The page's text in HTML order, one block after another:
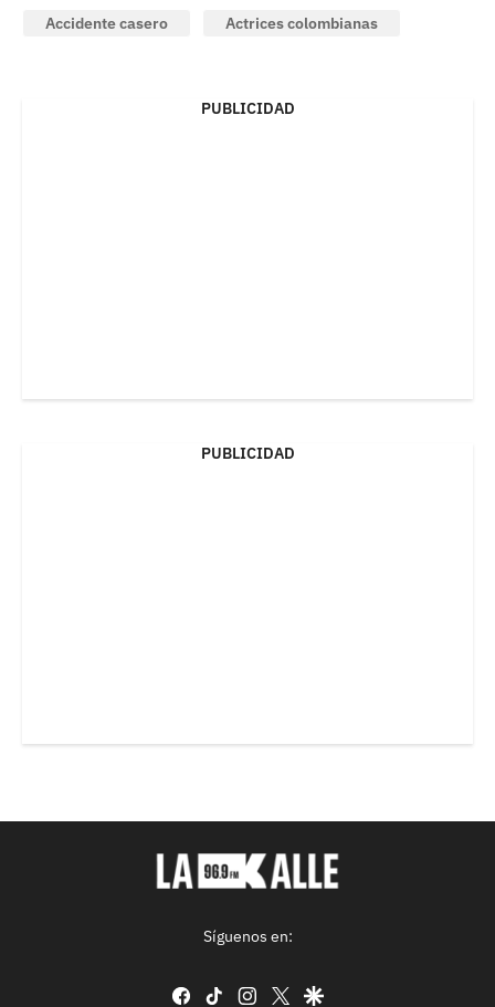
Accidente casero
Actrices colombianas
PUBLICIDAD
PUBLICIDAD
Síguenos en:
facebook
tiktok instagram
twittergoogle